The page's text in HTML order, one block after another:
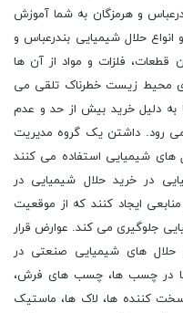
و هرمزگان به شما آموزش
حلال شیمیایی بندرعباس و
قطعات، فلزات و مواد از آن ها
محیط زیست خطرناک تلقی می
به دلیل خرید بیش از حد و عدم
می رود. داشتن یک گروه مدیریت
های شیمیایی استفاده می کنند
در خرید حلال شیمیایی در
ایجاد کنند که از موقعیت
جلوگیری می کند. عوارض قرار
های شیمیایی صنعتی در
‌ها در چسب‌ ها، چسب‌ های فرش،
کننده‌ ها، لاک‌ ها، ماستیک